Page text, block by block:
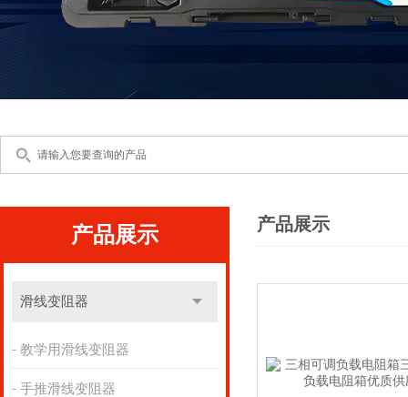
产品展示
滑线变阻器
教学用滑线变阻器
手推滑线变阻器
产品展示